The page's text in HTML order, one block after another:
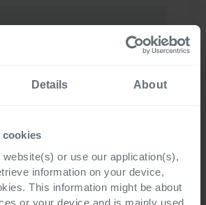
Details About
cookies
or use our application(s),
information on your device,
This information might be about
or your device and is mainly used